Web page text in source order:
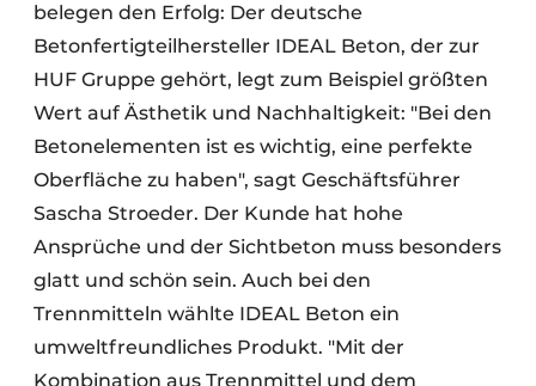
belegen den Erfolg: Der deutsche
Betonfertigteilhersteller IDEAL Beton, der zur
HUF Gruppe gehört, legt zum Beispiel größten
Wert auf Ästhetik und Nachhaltigkeit: "Bei den
Betonelementen ist es wichtig, eine perfekte
Oberfläche zu haben", sagt Geschäftsführer
Sascha Stroeder. Der Kunde hat hohe
Ansprüche und der Sichtbeton muss besonders
glatt und schön sein. Auch bei den
Trennmitteln wählte IDEAL Beton ein
umweltfreundliches Produkt. "Mit der
Kombination aus Trennmittel und dem